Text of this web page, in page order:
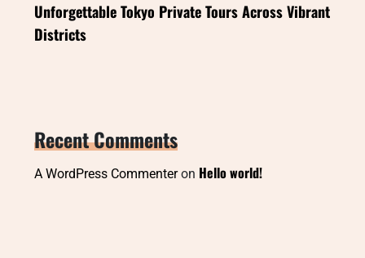
Unforgettable Tokyo Private Tours Across Vibrant
Districts
Recent Comments
A WordPress Commenteron Hello world!